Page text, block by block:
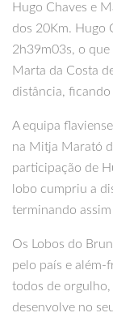
Hugo Chaves e
dos 20Km. Hugo
2h39m03s, o que
Marta da Costa
distância, ficando
A equipa
na Mitja Marató
participação de
lobo cumpriu a
terminando
Os Lobos do
pelo país e além-
todos de
desenvolve no